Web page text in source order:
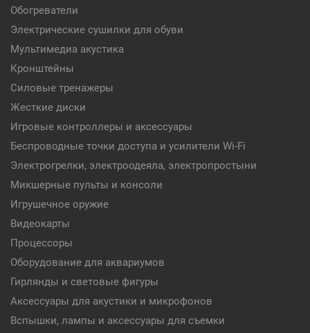
Обогреватели
Электрические сушилки для обуви
Мультимедиа акустика
Кронштейны
Силовые тренажеры
Жесткие диски
Игровые контроллеры и аксессуары
Беспроводные точки доступа и усилители Wi-Fi
Электрогрелки, электроодеяла, электропростыни
Микшерные пульты и консоли
Игрушечное оружие
Видеокарты
Процессоры
Оборудование для аквариумов
Гирлянды и световые фигуры
Аксессуары для акустики и микрофонов
Вспышки, лампы и аксессуары для съемки